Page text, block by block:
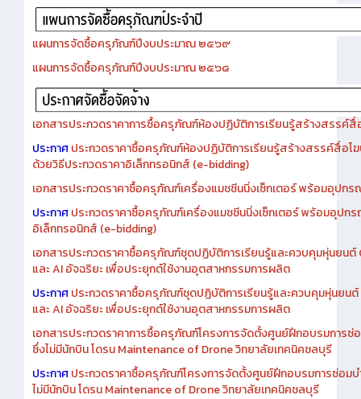
แผนการจัดซื้อครุภัณฑ์ปีงบประมาณ ๒๕๖๙
แผนการจัดซื้อครุภัณฑ์ปีงบประมาณ ๒๕๖๘
เอกสารประกวดราคาการซื้อครุภัณฑ์ห้องปฏิบัติการเรียนรู้สร้างสรรค์
ประกาศประกวดราคาซื้อครุภัณฑ์ห้องปฏิบัติการเรียนรู้สร้างสรรค์สื่อโ
ด้วยวิธีประกวดราคาอิเล็กทรอนิกส์ (e-bidding)
เอกสารประกวดราคาซื้อครุภัณฑ์เครื่องแมชชีนนิ่งเซ็กเตอร์ พร้อมอุปก
ประกาศประกวดราคาซื้อครุภัณฑ์เครื่องแมชชีนนิ่งเซ็กเตอร์ พร้อมอุปก
อิเล็กทรอนิกส์ (e-bidding)
เอกสารประกวดราคาซื้อครุภัณฑ์ชุดปฏิบัติการเรียนรู้และควบคุมหุ่นยน
และ AI อัจฉริยะ เพื่อประยุกต์ใช้งานอุตสาหกรรมการผลิต
ประกาศประกวดราคาซื้อครุภัณฑ์ชุดปฏิบัติการเรียนรู้และควบคุมหุ่นยน
และ AI อัจฉริยะ เพื่อประยุกต์ใช้งานอุตสาหกรรมการผลิต
เอกสารประกวดราคาการซื้อครุภัณฑ์โครงการจัดตั้งศูนย์ฝึกอบรมการซ่
ซึ่งไม่มีนักบิน โดรน Maintenance of Drone วิทยาลัยเทคนิคชลบุรี
ประกาศประกวดราคาซื้อครุภัณฑ์โครงการจัดตั้งศูนย์ฝึกอบรมการซ่อมบ
ไม่มีนักบิน โดรน Maintenance of Drone วิทยาลัยเทคนิคชลบุรี